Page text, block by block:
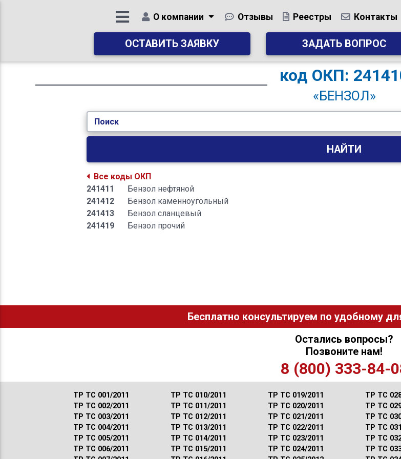
О компании Отзывы Реестры Контакты
ОСТАВИТЬ ЗАЯВКУ ЗАДАТЬ ВОПРОС
код ОКП:
«БЕНЗОЛ»
Поиск
НАЙТИ
Все коды ОКП
241411
Бензол нефтяной
241412
Бензол каменноугольный
241413
Бензол сланцевый
241419
Бензол прочий
Бесплатно консультируем по удобному
Остались вопросы?
Позвоните нам!
8 (800) 333-84-
ТР ТС 001/2011
ТР ТС 002/2011
ТР ТС 003/2011
ТР ТС 004/2011
ТР ТС 005/2011
ТР ТС 006/2011
ТР ТС 010/2011
ТР ТС 011/2011
ТР ТС 012/2011
ТР ТС 013/2011
ТР ТС 014/2011
ТР ТС 015/2011
ТР ТС 019/2011
ТР ТС 020/2011
ТР ТС 021/2011
ТР ТС 022/2011
ТР ТС 023/2011
ТР ТС 024/2011
ТР ТС
ТР ТС
ТР ТС
ТР ТС
ТР ТС
ТР ТС